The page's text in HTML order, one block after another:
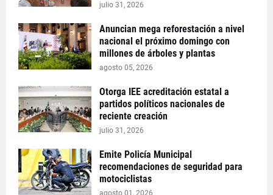
julio 31, 2026
Anuncian mega reforestación a nivel
nacional el próximo domingo con
millones de árboles y plantas
agosto 05, 2026
Otorga IEE acreditación estatal a
partidos políticos nacionales de
reciente creación
julio 31, 2026
Emite Policía Municipal
recomendaciones de seguridad para
motociclistas
agosto 01, 2026